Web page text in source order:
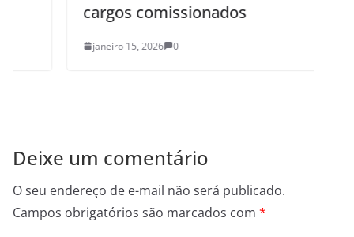
cargos comissionados
janeiro 15, 2026 0
Deixe um comentário
O seu endereço de e-mail não será publicado.
Campos obrigatórios são marcados com *